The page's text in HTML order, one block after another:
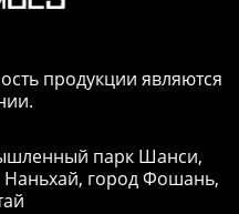
продукции являются
парк Шанси,
город Фошань,